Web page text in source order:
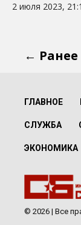
2 июля 2023,
← Ранее
ГЛАВНОЕ
СЛУЖБА
ЭКОНОМИКА
© 2026 | Все